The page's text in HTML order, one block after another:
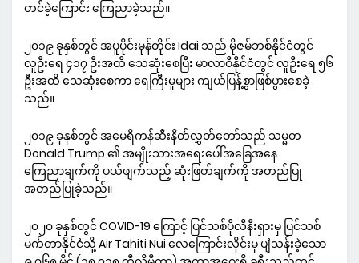
တင်ခဲ့ကြောင်း ကြေညာခဲ့သည်။
၂၀၁၉ ခုနှစ်တွင် အပူပိုင်းမုန်တိုင်း Idai သည် မိုဇမ်ဘစ်နိုင်ငံတွင်
လူဦးရေ ၄၁၇ ဦးအထိ သေဆုံးစေပြီး မာလာဝီနိုင်ငံတွင် လူဦးရေ ၅၆
ဦးအထိ သေဆုံးစေကာ ရေကြီးမှုများ ကျယ်ပြန့်စွာဖြစ်ပွားစေခဲ့
သည်။
၂၀၁၉ ခုနှစ်တွင် အမေရိကန်ဆီးနိတ်လွှတ်တော်သည် သမ္မတ
Donald Trump ၏ အမျိုးသားအရေးပေါ်အခြေအနေ
ကြေညာချက်ကို ပယ်ဖျက်သည့် ဆုံးဖြတ်ချက်ကို အတည်ပြု
အတည်ပြုခဲ့သည်။
၂၀၂၀ ခုနှစ်တွင် COVID-19 ကြောင့် ပြင်သစ်ပိုလီနီးရှားမှ ပြင်သစ်
မက်တာနိုင်ငံသို့ Air Tahiti Nui လေကြောင်းလိုင်းမှ ပျံသန်းခဲ့သော